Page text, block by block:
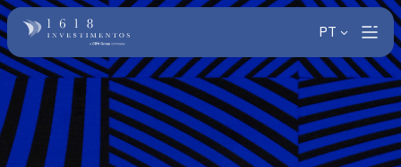
PT